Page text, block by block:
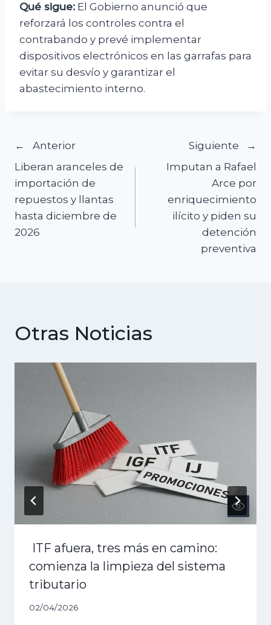
Qué sigue: El Gobierno anunció que
reforzará los controles contra el
contrabando y prevé implementar
dispositivos electrónicos en las garrafas para
evitar su desvío y garantizar el
abastecimiento interno.
Navegación
de
entradas
Anterior
Liberan aranceles de
importación de
repuestos y llantas
hasta diciembre de
2026
Siguiente
Imputan a Rafael
Arce por
enriquecimiento
ilícito y piden su
detención
preventiva
Otras Noticias
ITF afuera, tres más en camino:
comienza la limpieza del sistema
tributario
02/04/2026